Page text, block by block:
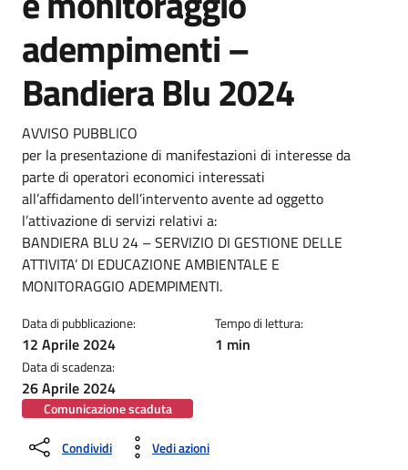
adempimenti –
Bandiera Blu 2024
Dettagli della notizia
AVVISO PUBBLICO
per la presentazione di manifestazioni di interesse da
parte di operatori economici interessati
all’affidamento dell’intervento avente ad oggetto
l’attivazione di servizi relativi a:
BANDIERA BLU 24 – SERVIZIO DI GESTIONE DELLE
ATTIVITA’ DI EDUCAZIONE AMBIENTALE E
MONITORAGGIO ADEMPIMENTI.
Data di pubblicazione:
12 Aprile 2024
Data di scadenza:
26 Aprile 2024
Comunicazione scaduta
Tempo di lettura:
1 min
Condividi Vedi azioni